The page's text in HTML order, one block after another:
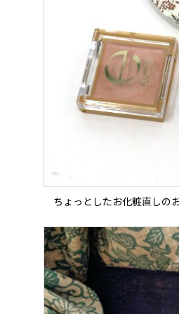
ちょっとしたお化粧直しの